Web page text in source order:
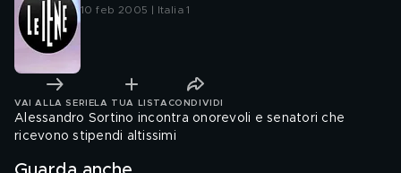
10 feb 2005 | Italia 1
VAI ALLA SERIE LA TUA LISTA CONDIVIDI
Alessandro Sortino incontra onorevoli e senatori che
ricevono stipendi altissimi